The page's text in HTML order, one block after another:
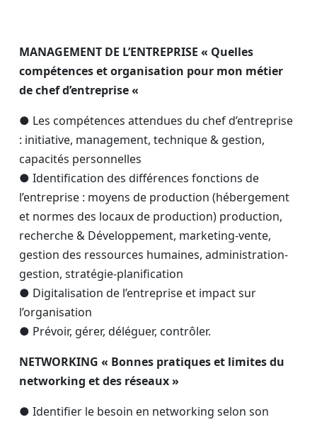
MANAGEMENT DE L’ENTREPRISE « Quelles
compétences et organisation pour mon métier
de chef d’entreprise «
● Les compétences attendues du chef d’entreprise
: initiative, management, technique & gestion,
capacités personnelles
● Identification des différences fonctions de
l’entreprise : moyens de production (hébergement
et normes des locaux de production) production,
recherche & Développement, marketing-vente,
gestion des ressources humaines, administration-
gestion, stratégie-planification
● Digitalisation de l’entreprise et impact sur
l’organisation
● Prévoir, gérer, déléguer, contrôler.
NETWORKING « Bonnes pratiques et limites du
networking et des réseaux »
● Identifier le besoin en networking selon son